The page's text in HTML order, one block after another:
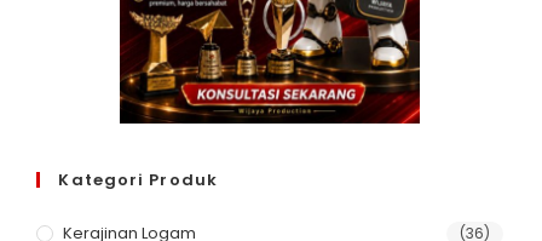
Kategori Produk
Kerajinan Logam (36)